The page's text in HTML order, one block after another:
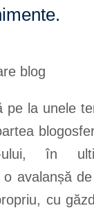
pe la unele
ului, în
o avalanșă
cu